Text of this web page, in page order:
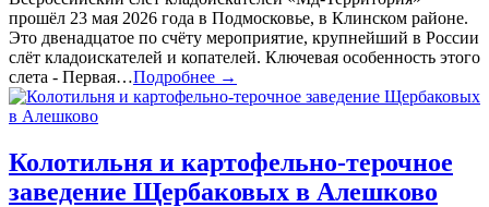
прошёл 23 мая 2026 года в Подмосковье, в Клинском районе.
Это двенадцатое по счёту мероприятие, крупнейший в России
слёт кладоискателей и копателей. Ключевая особенность этого
слета - Первая…Подробнее →
Колотильня и картофельно-терочное
заведение Щербаковых в Алешково